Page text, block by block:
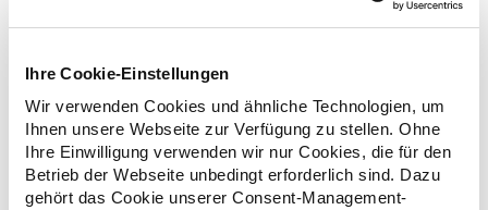
Ihre Cookie-Einstellungen
Wir verwenden Cookies und ähnliche Technologien, um
Ihnen unsere Webseite zur Verfügung zu stellen. Ohne
Ihre Einwilligung verwenden wir nur Cookies, die für den
Betrieb der Webseite unbedingt erforderlich sind. Dazu
gehört das Cookie unserer Consent-Management-